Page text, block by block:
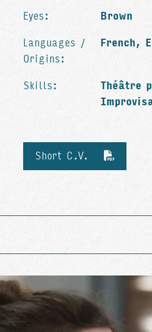
Eyes: Brown
Languages /
Origins:
French,
Skills:
Théâtre
Short C.V.